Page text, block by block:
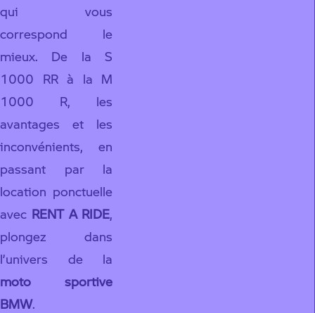
qui vous
correspond le
mieux. De la S
1000 RR à la M
1000 R, les
avantages et les
inconvénients, en
passant par la
location ponctuelle
avec RENT A RIDE,
plongez dans
l’univers de la
moto sportive
BMW.